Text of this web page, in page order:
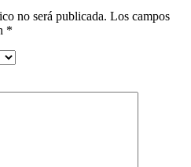
no será publicada. Los campos
*